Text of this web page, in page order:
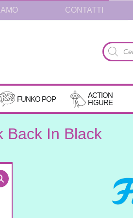
CONTATTI
Products
search
FUNKO POP
ACTION
FIGURE
Back In Black